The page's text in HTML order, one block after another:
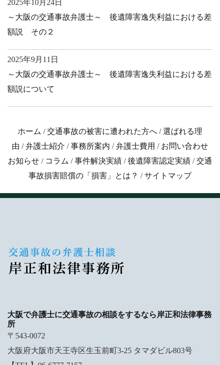
2025年10月24日
～大阪の交通事故弁護士～ 後遺障害逸失利益における差
額説 その２
2025年9月11日
～大阪の交通事故弁護士～ 後遺障害逸失利益における差
額説について
ホーム /交通事故の被害に遭われた方へ /選ばれる理
由 /弁護士紹介 /事務所案内 /弁護士費用 / お問い合わせ
お知らせ / コラム /事件解決実績 /後遺障害認定実績 /交通
事故損害賠償の「損害」とは？ /サイトマップ
大阪で弁護士に交通事故の相談をするなら岸正和法律事務
所
〒543-0072
大阪府大阪市天王寺区生玉前町3-25 タマダビル803号